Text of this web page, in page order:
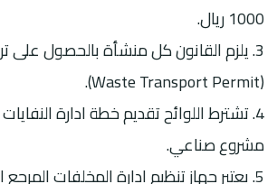
1000 ريال.
3. يلزم القانون كل منشأة بالحصول على
(Waste Transport Permit).
4. تشترط اللوائح تقديم خطة ادارة
مشروع صناعي.
5. يعتبر جهاز تنظيم ادارة المخلفات